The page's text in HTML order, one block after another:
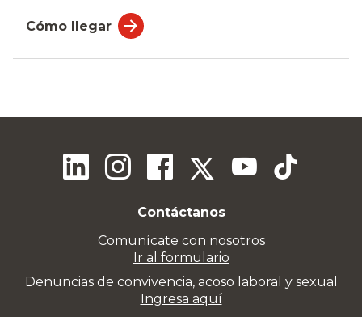
Cómo llegar
Contáctanos
Comunícate con nosotros
Ir al formulario
Denuncias de convivencia, acoso laboral y sexual
Ingresa aquí